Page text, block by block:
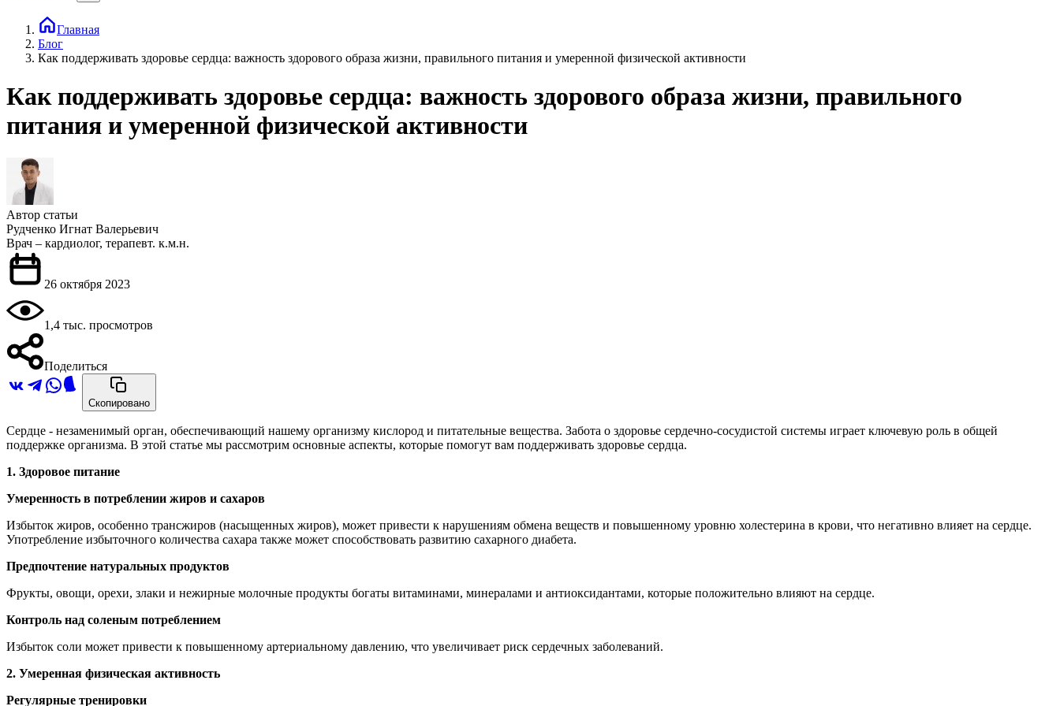
Главная
Блог
Как поддерживать здоровье сердца: важность здорового образа жизни, правильного питания и умеренной физической активности
Как поддерживать здоровье сердца: важность здорового образа жизни, правильного
питания и умеренной физической активности
Автор статьи
Рудченко Игнат Валерьевич
Врач – кардиолог, терапевт. к.м.н.
26 октября 2023
1,4 тыс. просмотров
Поделиться
Скопировано
Сердце - незаменимый орган, обеспечивающий нашему организму кислород и питательные вещества. Забота о здоровье сердечно-сосудистой системы играет ключевую роль в общей
поддержке организма. В этой статье мы рассмотрим основные аспекты, которые помогут вам поддерживать здоровье сердца.
1. Здоровое питание
Умеренность в потреблении жиров и сахаров
Избыток жиров, особенно трансжиров (насыщенных жиров), может привести к нарушениям обмена веществ и повышенному уровню холестерина в крови, что негативно влияет на сердце.
Употребление избыточного количества сахара также может способствовать развитию сахарного диабета.
Предпочтение натуральных продуктов
Фрукты, овощи, орехи, злаки и нежирные молочные продукты богаты витаминами, минералами и антиоксидантами, которые положительно влияют на сердце.
Контроль над соленым потреблением
Избыток соли может привести к повышенному артериальному давлению, что увеличивает риск сердечных заболеваний.
2. Умеренная физическая активность
Регулярные тренировки